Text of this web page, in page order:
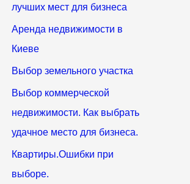
лучших мест для бизнеса
Аренда недвижимости в
Киеве
Выбор земельного участка
Выбор коммерческой
недвижимости. Как выбрать
удачное место для бизнеса.
Квартиры.Ошибки при
выборе.